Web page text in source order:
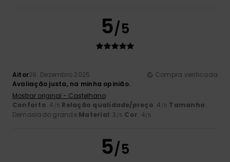
5/5
Aitor29. Dezembro 2025
Compra verificada
Avaliação justa, na minha opinião.
Mostrar original - Castelhano
Conforto: 4 /5 Relação qualidade/preço: 4 /5 Tamanho:
Demasiado grande Material: 3 /5 Cor: 4/5
5/5